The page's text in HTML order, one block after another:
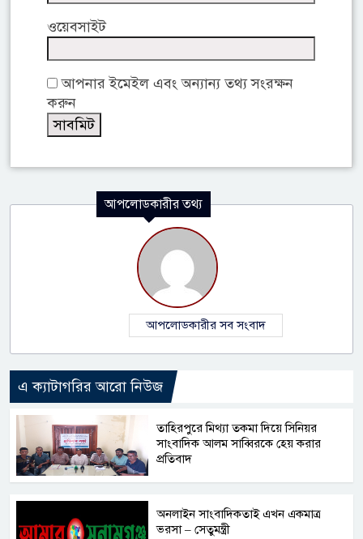
ওয়েবসাইট
আপনার ইমেইল এবং অন্যান্য তথ্য সংরক্ষন
করুন
আপলোডকারীর তথ্য
আপলোডকারীর সব সংবাদ
এ ক্যাটাগরির আরো নিউজ
তাহিরপুরে মিথ্যা তকমা দিয়ে সিনিয়র
সাংবাদিক আলম সাব্বিরকে হেয় করার
প্রতিবাদ
অনলাইন সাংবাদিকতাই এখন একমাত্র
ভরসা – সেতুমন্ত্রী